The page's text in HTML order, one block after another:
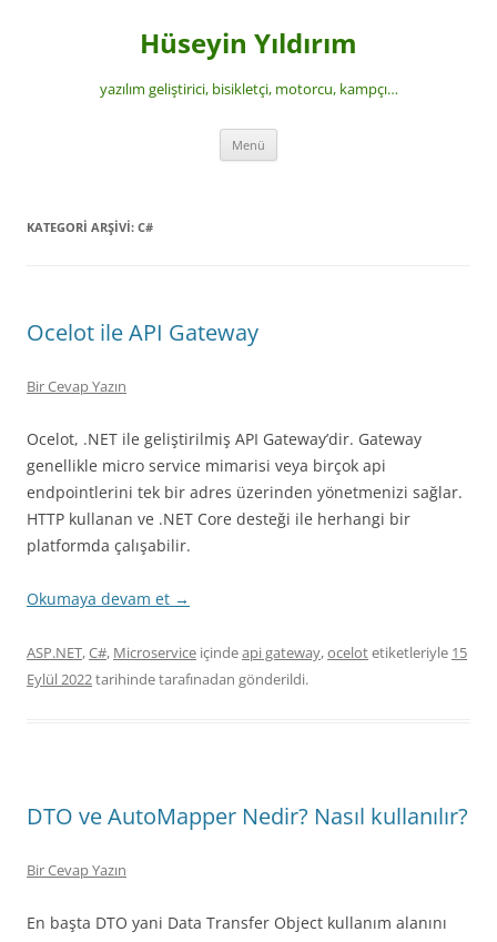
Hüseyin Yıldırım
yazılım geliştirici, bisikletçi, motorcu, kampçı…
Menü
KATEGORI ARŞIVI: C#
Ocelot ile API Gateway
Bir Cevap Yazın
Ocelot, .NET ile geliştirilmiş API Gateway’dir. Gateway
genellikle micro service mimarisi veya birçok api
endpointlerini tek bir adres üzerinden yönetmenizi sağlar.
HTTP kullanan ve .NET Core desteği ile herhangi bir
platformda çalışabilir.
Okumaya devam et →
ASP.NET,C#, Microservice içindeapi gateway,ocelotetiketleriyle 15
Eylül 2022tarihindetarafınadan gönderildi.
DTO ve AutoMapper Nedir? Nasıl kullanılır?
Bir Cevap Yazın
En başta DTO yani Data Transfer Object kullanım alanını